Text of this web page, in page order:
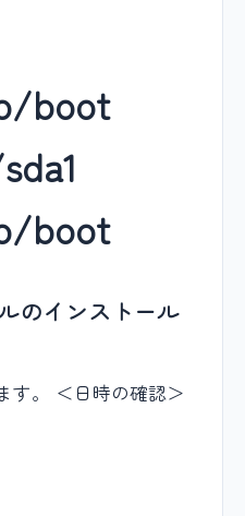
boot
boot
のインストール
す。 ＜日時の確認＞